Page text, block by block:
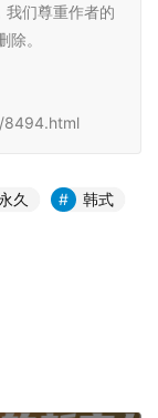
我们尊重作者的
。
8494.html
永久 韩式